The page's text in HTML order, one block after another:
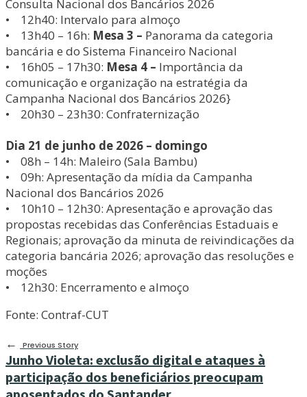
Consulta Nacional dos Bancários 2026
• 12h40: Intervalo para almoço
• 13h40 – 16h: Mesa 3 – Panorama da categoria
bancária e do Sistema Financeiro Nacional
• 16h05 – 17h30: Mesa 4 – Importância da
comunicação e organização na estratégia da
Campanha Nacional dos Bancários 2026}
• 20h30 – 23h30: Confraternização
Dia 21 de junho de 2026 – domingo
• 08h – 14h: Maleiro (Sala Bambu)
• 09h: Apresentação da mídia da Campanha
Nacional dos Bancários 2026
• 10h10 – 12h30: Apresentação e aprovação das
propostas recebidas das Conferências Estaduais e
Regionais; aprovação da minuta de reivindicações da
categoria bancária 2026; aprovação das resoluções e
moções
• 12h30: Encerramento e almoço
Fonte: Contraf-CUT
←
Previous Story
Junho Violeta: exclusão digital e ataques à
participação dos beneficiários preocupam